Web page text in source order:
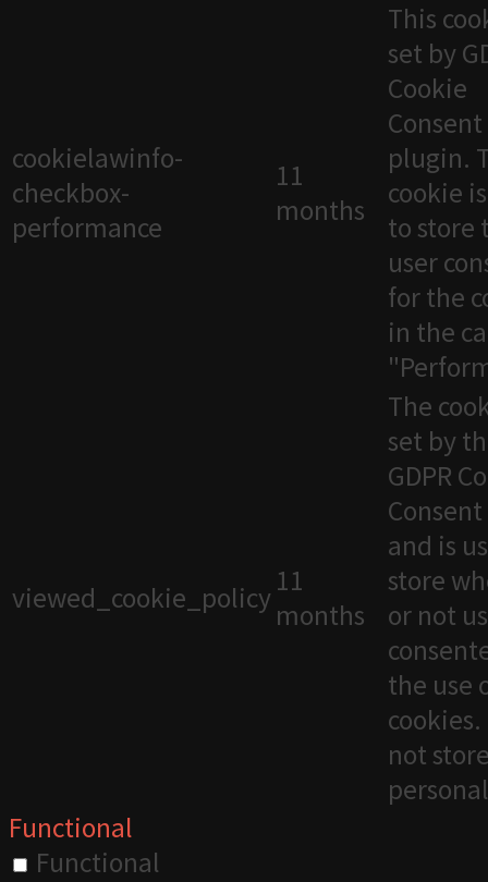
cookielawinfo-
checkbox-
performance
11
months
This
set by
Cookie
Consent
plugin.
cookie
to store
user
for the
in the
viewed_cookie_policy 11
months
The
set by
GDPR
and is
store
or not
the use
not
Functional
Functional